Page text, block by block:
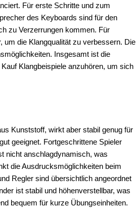
Für erste Schritte und zum
des Keyboards sind für den
zu Verzerrungen kommen. Für
um die Klangqualität zu verbessern. Die
Insgesamt ist die
Klangbeispiele anzuhören, um sich
Kunststoff, wirkt aber stabil genug für
geeignet. Fortgeschrittene Spieler
nicht anschlagdynamisch, was
die Ausdrucksmöglichkeiten beim
Regler sind übersichtlich angeordnet
ist stabil und höhenverstellbar, was
bequem für kurze Übungseinheiten.